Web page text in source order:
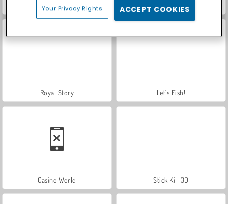
Farm Merge Valley Car Parking City Duel
Royal Story Let's Fish!
Casino World Stick Kill 3D
Your Privacy Rights ACCEPT COOKIES